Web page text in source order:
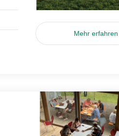
Mehr erfahren